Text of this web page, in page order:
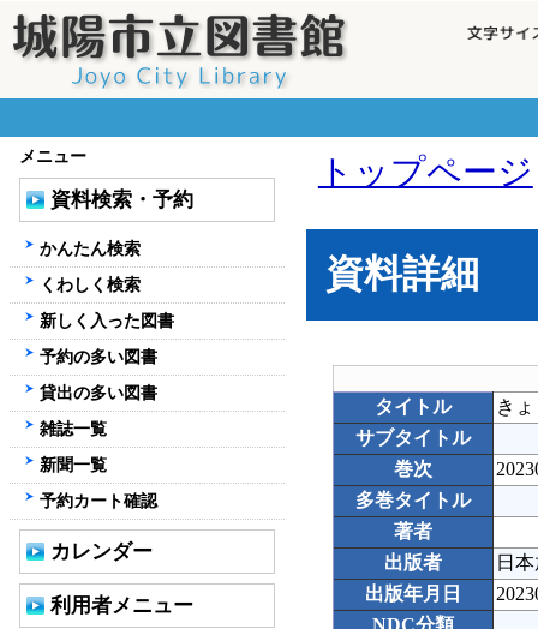
トップページ
資料詳細
タイトル
き
サブタイトル
巻次
多巻タイトル
著者
出版者
日
出版年月日
NDC分類
メニュー
資料検索・予約
かんたん検索
くわしく検索
新しく入った図書
予約の多い図書
貸出の多い図書
雑誌一覧
新聞一覧
予約カート確認
カレンダー
利用者メニュー